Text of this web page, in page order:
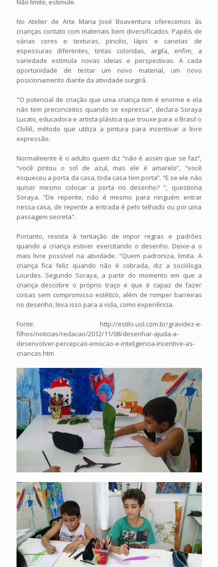
Não limite, estimule.
No Atelier de Arte Maria José Boaventura oferecemos às
crianças contato com materiais bem diversificados. Papéis de
várias cores e texturas, pincéis, lápis e canetas de
espessuras diferentes, tintas coloridas, argila, enfim, a
variedade estimula novas ideias e perspectivas. A cada
oportunidade de testar um novo material, um novo
posicionamento diante da atividade surgirá.
"O potencial de criação que uma criança tem é enorme e ela
não tem preconceitos quando se expressa", declara Soraya
Lucato, educadora e artista plástica que trouxe para o Brasil o
Cloliê, método que utiliza a pintura para incentivar a livre
expressão.
Normalmente é o adulto quem diz “não é assim que se faz”,
“você pintou o sol de azul, mas ele é amarelo”, “você
esqueceu a porta da casa, toda casa tem porta”. “E se ele não
quiser mesmo colocar a porta no desenho? ”, questiona
Soraya. "De repente, não é mesmo para ninguém entrar
nessa casa, de repente a entrada é pelo telhado ou por uma
passagem secreta".
Portanto, resista à tentação de impor regras e padrões
quando a criança estiver exercitando o desenho. Deixe-a o
mais livre possível na atividade. "Quem padroniza, limita. A
criança fica feliz quando não é cobrada, diz a socióloga
Lourdes. Segundo Soraya, a partir do momento em que a
criança descobre o próprio traço e que é capaz de fazer
coisas sem compromisso estético, além de romper barreiras
no desenho, leva isso para a vida, como experiência.
Fonte: http://estilo.uol.com.br/gravidez-e-
filhos/noticias/redacao/2012/11/08/desenhar-ajuda-a-
desenvolver-percepcao-emocao-e-inteligencia-incentive-as-
criancas.htm